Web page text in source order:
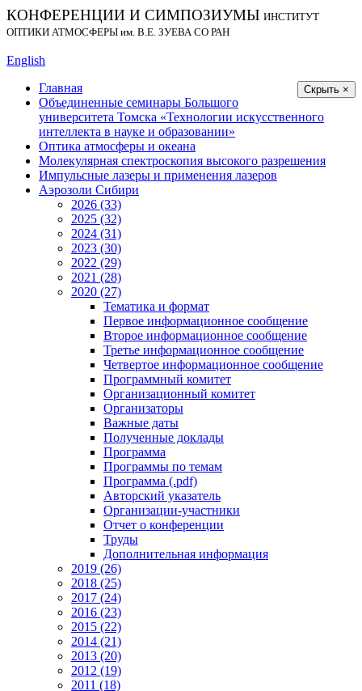
КОНФЕРЕНЦИИ И СИМПОЗИУМЫ ИНСТИТУТ
ОПТИКИ АТМОСФЕРЫ им. В.Е. ЗУЕВА СО РАН
English
Скрыть ×
Главная
Объединенные семинары Большого
университета Томска «Технологии искусственного
интеллекта в науке и образовании»
Оптика атмосферы и океана
Молекулярная спектроскопия высокого разрешения
Импульсные лазеры и применения лазеров
Аэрозоли Сибири
2026 (33)
2025 (32)
2024 (31)
2023 (30)
2022 (29)
2021 (28)
2020 (27)
Тематика и формат
Первое информационное сообщение
Второе информационное сообщение
Третье информационное сообщение
Четвертое информационное сообщение
Программный комитет
Организационный комитет
Организаторы
Важные даты
Полученные доклады
Программа
Программы по темам
Программа (.pdf)
Авторский указатель
Организации-участники
Отчет о конференции
Труды
Дополнительная информация
2019 (26)
2018 (25)
2017 (24)
2016 (23)
2015 (22)
2014 (21)
2013 (20)
2012 (19)
2011 (18)